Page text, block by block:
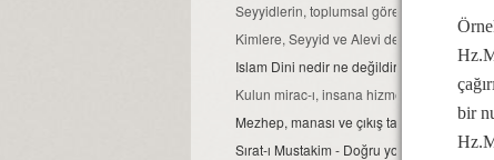
Seyyidlerin, toplumsal görevleri...
Kimlere, Seyyid ve Alevi denir?
Islam Dini nedir ne değildir?
Kulun mirac-ı, insana hizmettir...
Mezhep, manası ve çıkış tarihi...
Sırat-ı Mustakim - Doğru yol...
bir